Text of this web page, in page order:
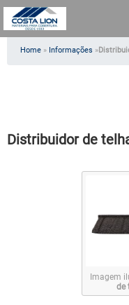
Home » Informações »
Distribuidor de
Imagem
de